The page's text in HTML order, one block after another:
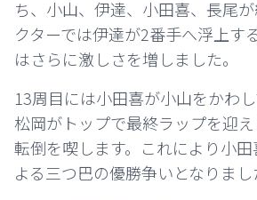
ち、小山、伊達、小田喜、長尾
クターでは伊達が2番手へ浮上す
はさらに激しさを増しました。
13周目には小田喜が小山をかわし
松岡がトップで最終ラップを迎
転倒を喫します。これにより小
よる三つ巴の優勝争いとなりまし